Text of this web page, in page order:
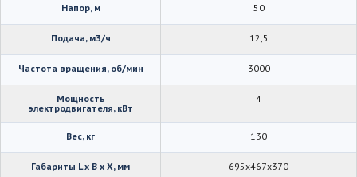
Напор, м 50
Подача, м3/ч 12,5
Частота вращения, об/мин 3000
Мощность
электродвигателя, кВт
4
Вес, кг 130
Габариты L x B x X, мм 695х467х370